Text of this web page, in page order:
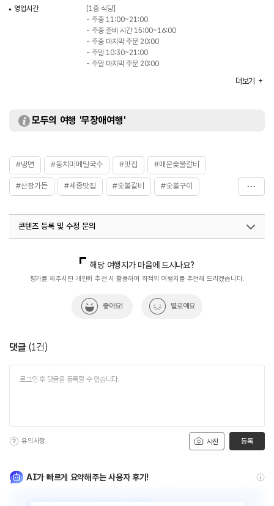
영업시간
[1층 식당]
- 주중 11:00~21:00
- 주중 준비 시간 15:00~16:00
- 주중 마지막 주문 20:00
- 주말 10:30~21:00
- 주말 마지막 주문 20:00
- 주말 마지막 주문 19:00
대표메뉴
원조숯불갈비
취급메뉴
숯불수제떡갈비 / 매운숯불갈비 / 들깨수제비 / 비빔냉면 /
동치미메밀국수 등
화장실
있음
더보기
모두의 여행 '무장애여행'
#냉면 #동치미메밀국수 #맛집 #매운숯불갈비
#산장가든 #세종맛집 #숯불갈비 #숯불구이
콘텐츠 등록 및 수정 문의
해당 여행지가 마음에 드시나요?
평가를 해주시면 개인화 추천 시 활용하여 최적의 여행지를 추천해 드리겠습니다.
좋아요! 별로예요
댓글 (1건)
사진
유의사항 등록
AI가 빠르게 요약해주는 사용자 후기!